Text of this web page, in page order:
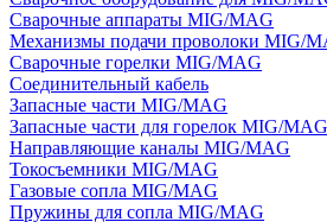
Сварочные аппараты MIG/MAG
Механизмы подачи проволоки MIG/
Сварочные горелки MIG/MAG
Соединительный кабель
Запасные части MIG/MAG
Запасные части для горелок MIG/MAG
Направляющие каналы MIG/MAG
Токосъемники MIG/MAG
Газовые сопла MIG/MAG
Пружины для сопла MIG/MAG